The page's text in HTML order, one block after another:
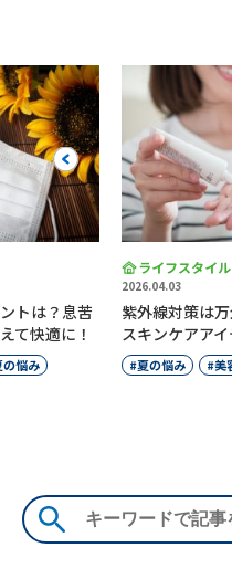
Previous
トは？息苦
て快適に！
の悩み
ライフスタイル
2026.04.03
紫外線対策は
スキンケアア
夏の悩み 美